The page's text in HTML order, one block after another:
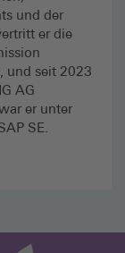
und der
er die
und seit 2023
AG
er unter
SE.